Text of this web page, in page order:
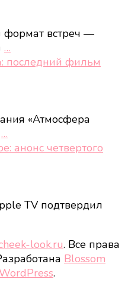
встреч —
…
последний фильм
«Атмосфера
…
анонс четвертого
TV подтвердил
look.ru. Все права
Blossom
WordPress.